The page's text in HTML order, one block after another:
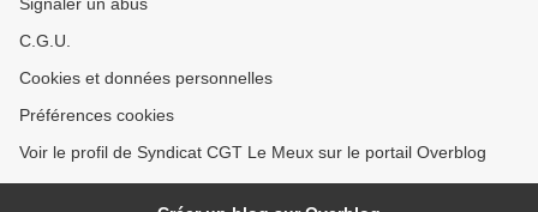
C.G.U.
Cookies et données personnelles
Préférences cookies
Voir le profil de Syndicat CGT Le Meux sur le portail Overblog